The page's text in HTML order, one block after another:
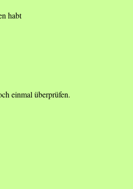
habt
einmal überprüfen.